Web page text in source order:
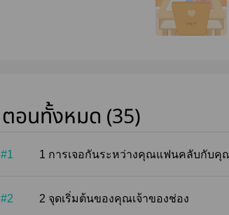
ตอนทั้งหมด (35)
#1 1 การเจอกันระหว่างคุณแฟนคลับกับคุ
#2 2 จุดเริ่มต้นของคุณเจ้าของช่อง